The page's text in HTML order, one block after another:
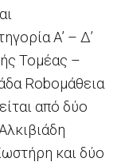
Α’ – Δ’
Τομέας –
Roboμάθεια
από δύο
και δύο